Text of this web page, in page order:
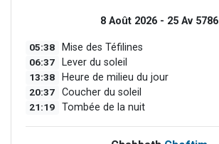
8 Août 2026 - 25 Av 5786
05:38 Mise des Téfilines
06:37 Lever du soleil
13:38 Heure de milieu du jour
20:37 Coucher du soleil
21:19 Tombée de la nuit